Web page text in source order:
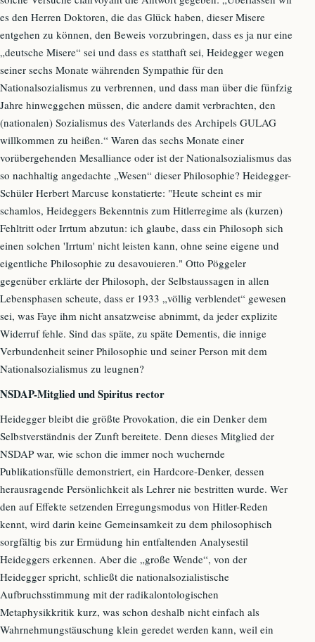
es den Herren Doktoren, die das Glück haben, dieser Misere
entgehen zu können, den Beweis vorzubringen, dass es ja nur eine
„deutsche Misere“ sei und dass es statthaft sei, Heidegger wegen
seiner sechs Monate währenden Sympathie für den
Nationalsozialismus zu verbrennen, und dass man über die fünfzig
Jahre hinweggehen müssen, die andere damit verbrachten, den
(nationalen) Sozialismus des Vaterlands des Archipels GULAG
willkommen zu heißen.“ Waren das sechs Monate einer
vorübergehenden Mesalliance oder ist der Nationalsozialismus das
so nachhaltig angedachte „Wesen“ dieser Philosophie? Heidegger-
Schüler Herbert Marcuse konstatierte: "Heute scheint es mir
schamlos, Heideggers Bekenntnis zum Hitlerregime als (kurzen)
Fehltritt oder Irrtum abzutun: ich glaube, dass ein Philosoph sich
einen solchen 'Irrtum' nicht leisten kann, ohne seine eigene und
eigentliche Philosophie zu desavouieren." Otto Pöggeler
gegenüber erklärte der Philosoph, der Selbstaussagen in allen
Lebensphasen scheute, dass er 1933 „völlig verblendet“ gewesen
sei, was Faye ihm nicht ansatzweise abnimmt, da jeder explizite
Widerruf fehle. Sind das späte, zu späte Dementis, die innige
Verbundenheit seiner Philosophie und seiner Person mit dem
Nationalsozialismus zu leugnen?
NSDAP-Mitglied und Spiritus rector
Heidegger bleibt die größte Provokation, die ein Denker dem
Selbstverständnis der Zunft bereitete. Denn dieses Mitglied der
NSDAP war, wie schon die immer noch wuchernde
Publikationsfülle demonstriert, ein Hardcore-Denker, dessen
herausragende Persönlichkeit als Lehrer nie bestritten wurde. Wer
den auf Effekte setzenden Erregungsmodus von Hitler-Reden
kennt, wird darin keine Gemeinsamkeit zu dem philosophisch
sorgfältig bis zur Ermüdung hin entfaltenden Analysestil
Heideggers erkennen. Aber die „große Wende“, von der
Heidegger spricht, schließt die nationalsozialistische
Aufbruchsstimmung mit der radikalontologischen
Metaphysikkritik kurz, was schon deshalb nicht einfach als
Wahrnehmungstäuschung klein geredet werden kann, weil ein